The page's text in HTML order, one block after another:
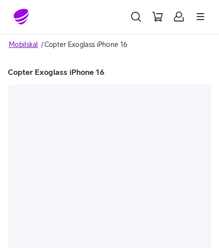
Gå till sidans innehåll
Mobilskal Copter Exoglass iPhone 16
Copter Exoglass iPhone 16